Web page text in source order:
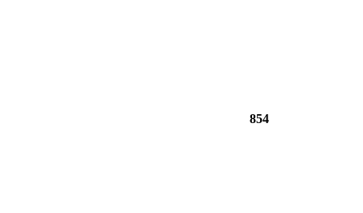
854